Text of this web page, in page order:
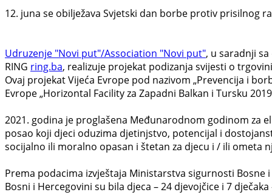
12. juna se obilježava Svjetski dan borbe protiv prisilnog
Udruzenje "Novi put"/Association "Novi put", u saradnji
RING ring.ba, realizuje projekat podizanja svijesti o
Ovaj projekat Vijeća Evrope pod nazivom „Prevencija i
Evrope „Horizontal Facility za Zapadni Balkan i Tursku
2021. godina je proglašena Međunarodnom godinom za
posao koji djeci oduzima djetinjstvo, potencijal i
socijalno ili moralno opasan i štetan za djecu i / ili ometa
Prema podacima izvještaja Ministarstva sigurnosti
Bosni i Hercegovini su bila djeca – 24 djevojčice i 7